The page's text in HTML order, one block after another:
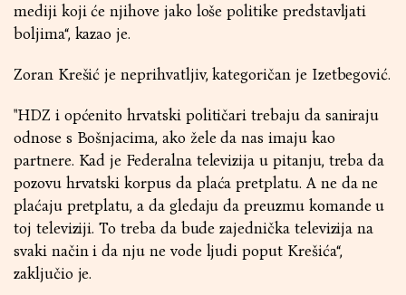
mediji koji će njihove jako loše politike predstavljati
boljima“, kazao je.
Zoran Krešić je neprihvatljiv, kategoričan je Izetbegović.
"HDZ i općenito hrvatski političari trebaju da saniraju
odnose s Bošnjacima, ako žele da nas imaju kao
partnere. Kad je Federalna televizija u pitanju, treba da
pozovu hrvatski korpus da plaća pretplatu. A ne da ne
plaćaju pretplatu, a da gledaju da preuzmu komande u
toj televiziji. To treba da bude zajednička televizija na
svaki način i da nju ne vode ljudi poput Krešića“,
zaključio je.